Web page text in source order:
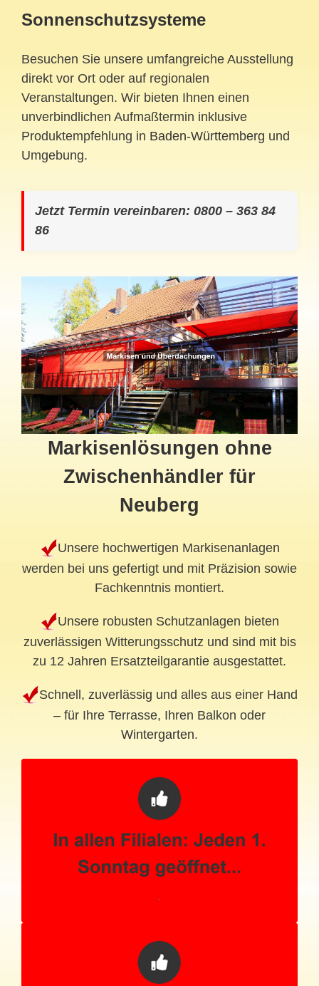
Sonnenschutzsysteme
Besuchen Sie unsere umfangreiche Ausstellung
direkt vor Ort oder auf regionalen
Veranstaltungen. Wir bieten Ihnen einen
unverbindlichen Aufmaßtermin inklusive
Produktempfehlung in Baden-Württemberg und
Umgebung.
Jetzt Termin vereinbaren: 0800 – 363 84
86
Markisenlösungen ohne
Zwischenhändler für
Neuberg
Unsere hochwertigen Markisenanlagen
werden bei uns gefertigt und mit Präzision sowie
Fachkenntnis montiert.
Unsere robusten Schutzanlagen bieten
zuverlässigen Witterungsschutz und sind mit bis
zu 12 Jahren Ersatzteilgarantie ausgestattet.
Schnell, zuverlässig und alles aus einer Hand
– für Ihre Terrasse, Ihren Balkon oder
Wintergarten.